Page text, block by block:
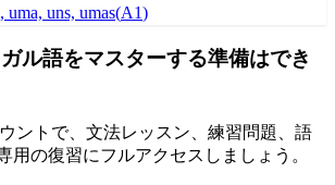
uns, umas(A1)
ル語をマスターする準備はでき
ントで、文法レッスン、練習問題、語
用の復習にフルアクセスしましょう。